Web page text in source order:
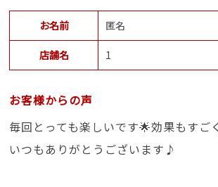
お名前 匿名
店舗名 1
お客様からの声
毎回とっても楽しいです🌟効果もすご
いつもありがとうございます♪